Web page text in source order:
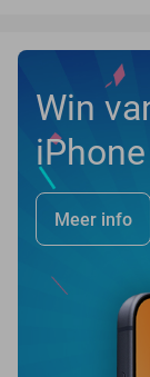
Win
Meer info